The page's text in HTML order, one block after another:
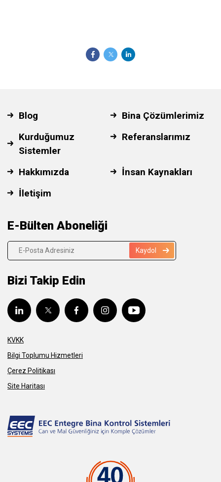
Blog
Bina Çözümlerimiz
Kurduğumuz
Sistemler
Referanslarımız
Hakkımızda
İnsan Kaynakları
İletişim
E-Bülten Aboneliği
Kaydol
Bizi Takip Edin
KVKK
Bilgi Toplumu Hizmetleri
Çerez Politikası
Site Haritası